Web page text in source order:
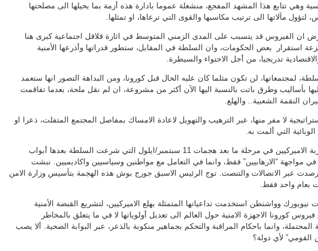
وهي تتابع هذا المشهد المفجع، منشغلة عموما بادارة هذه أزمة بما يحيلها الى مصلحتها
لتؤول مآلاتها الى ترتيب مكاسبها والقوى التي ترعاها، او تمثلها.
ان الفيروس قد يتسبب على المدى الزمني المتوسط في اثارة قلاقل اجتماعية كبرى هنا
استقرار بعض الحكومات، وان السلطة في المقابل، ستطور قدراتها وأذرعها الأمنية
تدريجيا، من أجل الاحتواء والسيطرة.
لمجتمعاتها، لن تكون مثلما كان عليه الحال قبل كورونا، ومن البداهة التصور انها ستعمد
بأساليب وطرق باتت بالنسبة اليها الآن أكثر من مشروعة، ان لم نقل ملحة، بعدما تفاقمت
النقمة الشعبية.. والهلع.
لا مفر منها، عبر الترهيب والتهويل لاعادة الامساك بمفاصل المجتمع المتفلت، ذعرا او
التي ألمت به.
بامكاننا استعادة تجربة الاميركيين في مرحلة ما بعد هجمات 11 سبتمبر/ايلول التي شرعت السلطة بعدها أبواب
في مواجهة “الارهابيين” فقط، وانما في التعامل مع مواطنين وسياسيين واكاديميين. نبشت
عبر الاتصالات والتنصت. توج الرئيس الاسبق جورج بوش هذه الهجمة بتأسيس وزارة الامن
بعام واحد فقط.
نيويورك وواشنطن استخدمت تداعياتها المتمثلة بهلع الاميركيين، لتشريع القبضة الأمنية
فيروس كورونا الاجهزة الامنية حول العالم الى تعديل أولوياتها لا في ما يتعلق بالمخاطر
المحتملة، وانما باحكام المراقبة والتحكم بجماهير منكوبة بالذعر، عبر البوابة الصحية. ألا يصب
لأي دولة؟